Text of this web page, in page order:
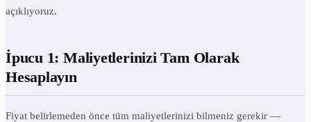
açıklıyoruz.
İpucu 1: Maliyetlerinizi Tam Olarak
Hesaplayın
Fiyat belirlemeden önce tüm maliyetlerinizi bilmeniz gerekir —